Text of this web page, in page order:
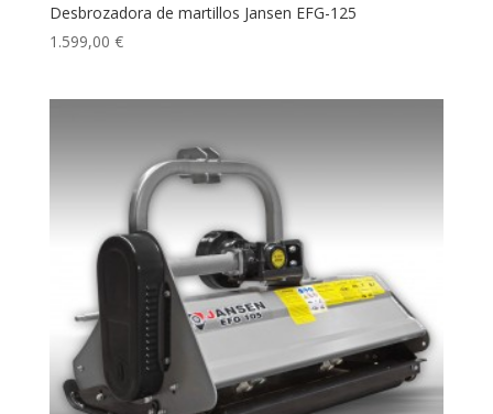
Desbrozadora de martillos Jansen EFG-125
1.599,00 €